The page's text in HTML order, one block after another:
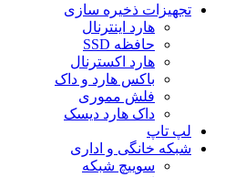
تجهیزات ذخیره سازی
هارد اینترنال
حافظه SSD
هارد اکسترنال
باکس هارد و داک
فلش مموری
داک هارد دیسک
لپ تاپ
شبکه خانگی و اداری
سوییچ شبکه